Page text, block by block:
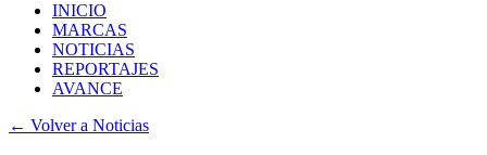
INICIO
MARCAS
NOTICIAS
REPORTAJES
AVANCE
← Volver a Noticias